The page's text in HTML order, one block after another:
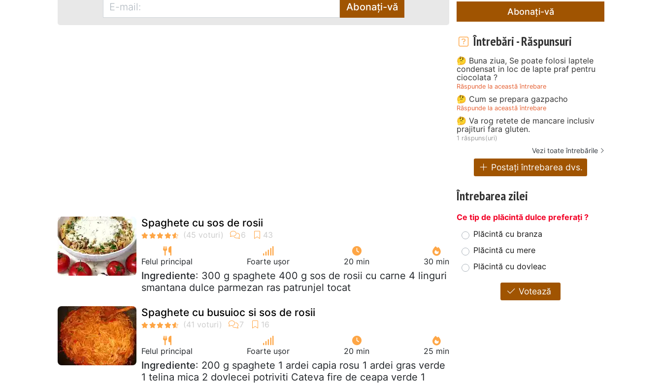
Abonați-vă
Spaghete cu sos de rosii
Felul principal Foarte ușor 20 min 30 min
Ingrediente: 300 g spaghete 400 g sos de rosii cu carne 4 linguri
smantana dulce parmezan ras patrunjel tocat
Spaghete cu busuioc si sos de rosii
Felul principal Foarte ușor 20 min 25 min
Ingrediente: 200 g spaghete 1 ardei capia rosu 1 ardei gras verde
1 telina mica 2 dovlecei potriviti Cateva fire de ceapa verde 1
Abonați-vă
Întrebări - Răspunsuri
🤔 Buna ziua, Se poate folosi laptele
condensat in loc de lapte praf pentru
ciocolata ?
Răspunde la această întrebare
🤔 Cum se prepara gazpacho
Răspunde la această întrebare
🤔 Va rog retete de mancare inclusiv
prajituri fara gluten.
1 răspuns(uri)
Vezi toate întrebările
Postați întrebarea dvs.
Întrebarea zilei
Ce tip de plăcintă dulce preferați ?
Plăcintă cu branza
Plăcintă cu mere
Plăcintă cu dovleac
Votează